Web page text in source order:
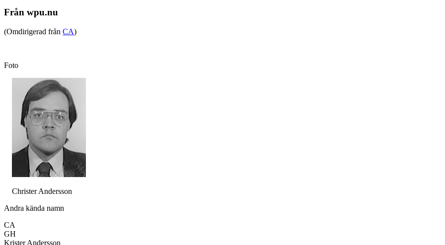
Från wpu.nu
(Omdirigerad från CA)
Foto
Christer Andersson
Andra kända namn
CA
GH
Krister Andersson